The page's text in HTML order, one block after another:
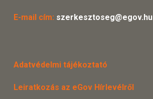
E-mail cím: szerkesztoseg@egov.hu
Adatvédelmi tájékoztató
Leiratkozás az eGov Hírlevélről